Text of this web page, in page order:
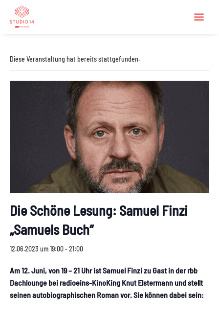
Diese Veranstaltung hat bereits stattgefunden.
Die Schöne Lesung: Samuel Finzi
„Samuels Buch“
12.06.2023 um 19:00-21:00
Am 12. Juni, von 19 – 21 Uhr ist Samuel Finzi zu Gast in der rbb
Dachlounge bei radioeins-KinoKing Knut Elstermann und stellt
seinen autobiographischen Roman vor. Sie können dabei sein: